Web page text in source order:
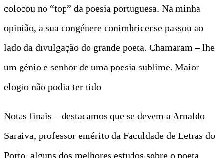
colocou no “top” da poesia portuguesa. Na minha
opinião, a sua congénere conimbricense passou ao
lado da divulgação do grande poeta. Chamaram – lhe
um génio e senhor de uma poesia sublime. Maior
elogio não podia ter tido
Notas finais – destacamos que se devem a Arnaldo
Saraiva, professor emérito da Faculdade de Letras do
Porto, alguns dos melhores estudos sobre o poeta